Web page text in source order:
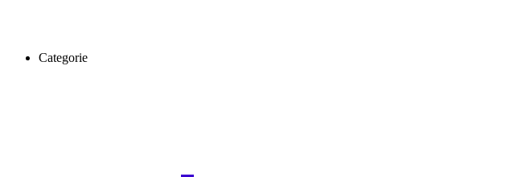
Categorie